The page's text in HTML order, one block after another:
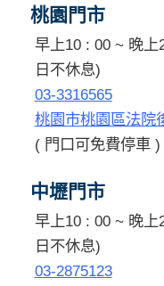
桃園門市
早上10 : 00 ~ 晚上
日不休息)
03-3316565
桃園市桃園區法院
( 門口可免費停車 )
中壢門市
早上10 : 00 ~ 晚上
日不休息)
03-2875123